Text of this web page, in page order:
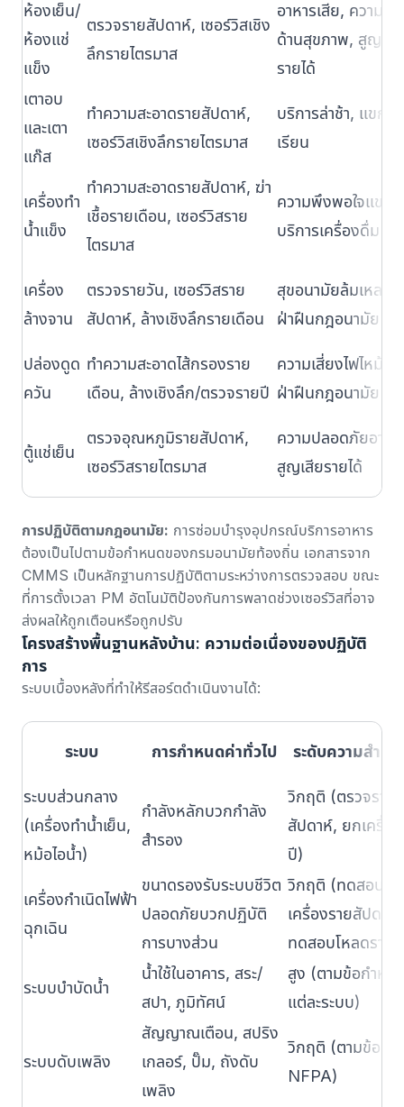
ห้องเย็น/
ห้องแช่
แข็ง
ตรวจรายสัปดาห์, เซอร์วิสเชิง
ลึกรายไตรมาส
อาหารเสีย, ความเสี่
ด้านสุขภาพ, สูญเสีย
รายได้
เตาอบ
และเตา
แก๊ส
ทำความสะอาดรายสัปดาห์,
เซอร์วิสเชิงลึกรายไตรมาส
บริการล่าช้า, แขกร้
เรียน
เครื่องทำ
น้ำแข็ง
ทำความสะอาดรายสัปดาห์, ฆ่า
เชื้อรายเดือน, เซอร์วิสราย
ไตรมาส
ความพึงพอใจแขก,
บริการเครื่องดื่ม
เครื่อง
ล้างจาน
ตรวจรายวัน, เซอร์วิสราย
สัปดาห์, ล้างเชิงลึกรายเดือน
สุขอนามัยล้มเหลว,
ฝ่าฝืนกฎอนามัย
ปล่องดูด
ควัน
ทำความสะอาดไส้กรองราย
เดือน, ล้างเชิงลึก/ตรวจรายปี
ความเสี่ยงไฟไหม้,
ฝ่าฝืนกฎอนามัย
ตู้แช่เย็น
ตรวจอุณหภูมิรายสัปดาห์,
เซอร์วิสรายไตรมาส
ความปลอดภัยอาหา
สูญเสียรายได้
การปฏิบัติตามกฎอนามัย: การซ่อมบำรุงอุปกรณ์บริการอาหาร
ต้องเป็นไปตามข้อกำหนดของกรมอนามัยท้องถิ่น เอกสารจาก
CMMS เป็นหลักฐานการปฏิบัติตามระหว่างการตรวจสอบ ขณะ
ที่การตั้งเวลา PM อัตโนมัติป้องกันการพลาดช่วงเซอร์วิสที่อาจ
ส่งผลให้ถูกเตือนหรือถูกปรับ
โครงสร้างพื้นฐานหลังบ้าน: ความต่อเนื่องของปฏิบัติ
การ
ระบบเบื้องหลังที่ทำให้รีสอร์ตดำเนินงานได้:
ระบบ การกำหนดค่าทั่วไป ระดับความสำคั
ระบบส่วนกลาง
(เครื่องทำน้ำเย็น,
หม้อไอน้ำ)
กำลังหลักบวกกำลัง
สำรอง
วิกฤติ (ตรวจราย
สัปดาห์, ยกเครื่อ
ปี)
เครื่องกำเนิดไฟฟ้า
ฉุกเฉิน
ขนาดรองรับระบบชีวิต
ปลอดภัยบวกปฏิบัติ
การบางส่วน
วิกฤติ (ทดสอบเดิ
เครื่องรายสัปดาห์,
ทดสอบโหลดราย
ระบบบำบัดน้ำ
น้ำใช้ในอาคาร, สระ/
สปา, ภูมิทัศน์
สูง (ตามข้อกำหน
แต่ละระบบ)
ระบบดับเพลิง
สัญญาณเตือน, สปริง
เกลอร์, ปั๊ม, ถังดับ
เพลิง
วิกฤติ (ตามข้อกำ
NFPA)